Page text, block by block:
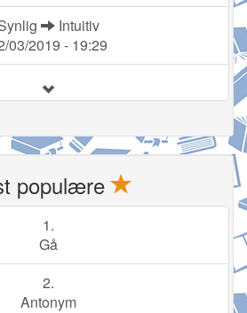
Intuitiv
03/2019 - 19:29
populære
1.
Gå
2.
Antonym